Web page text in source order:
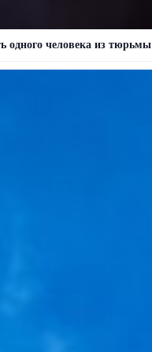
одного человека из тюрьмы